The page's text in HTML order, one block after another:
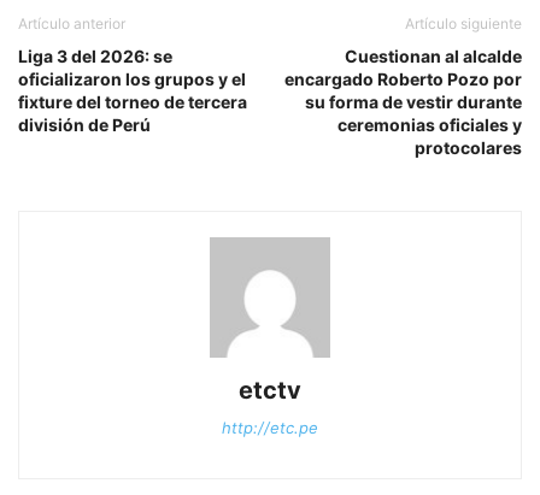
Artículo anterior
Liga 3 del 2026: se
oficializaron los grupos y el
fixture del torneo de tercera
división de Perú
Artículo siguiente
Cuestionan al alcalde
encargado Roberto Pozo por
su forma de vestir durante
ceremonias oficiales y
protocolares
etctv
http://etc.pe